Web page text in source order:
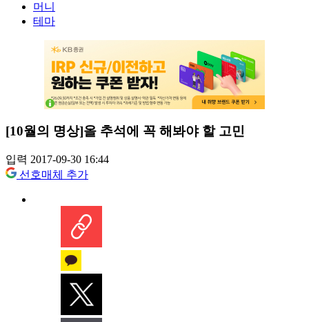
머니
테마
[10월의 명상]올 추석에 꼭 해봐야 할 고민
입력 2017-09-30 16:44
선호매체 추가